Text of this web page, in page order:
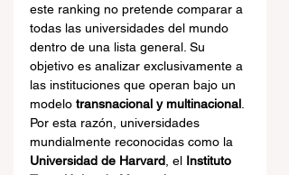
este ranking no pretende comparar a
todas las universidades del mundo
dentro de una lista general. Su
objetivo es analizar exclusivamente a
las instituciones que operan bajo un
modelo transnacional y multinacional
Por esta razón, universidades
mundialmente reconocidas como la
Universidad de Harvard , el Instituto